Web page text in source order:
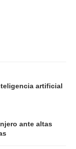
artificial
ante altas